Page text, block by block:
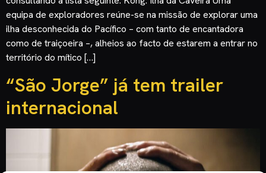
equipa de exploradores reúne-se na missão de explorar uma
ilha desconhecida do Pacífico – com tanto de encantadora
como de traiçoeira –, alheios ao facto de estarem a entrar no
território do mítico […]
“São Jorge” já tem trailer
internacional